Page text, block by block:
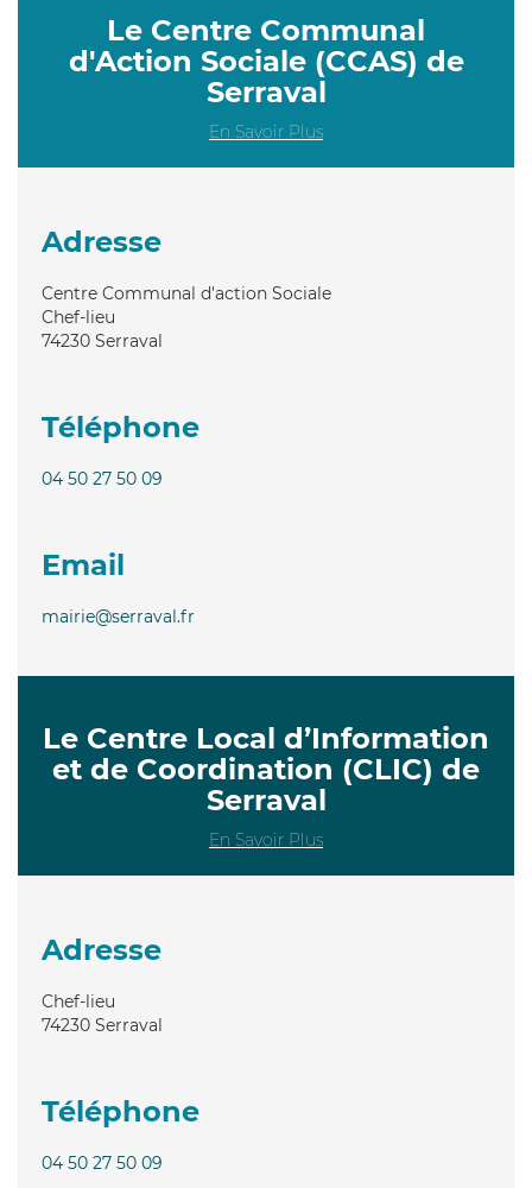
Le Centre Communal
d'Action Sociale (CCAS) de
Serraval
En Savoir Plus
Adresse
Centre Communal d'action Sociale
Chef-lieu
74230 Serraval
Téléphone
04 50 27 50 09
Email
mairie@serraval.fr
Le Centre Local d’Information
et de Coordination (CLIC) de
Serraval
En Savoir Plus
Adresse
Chef-lieu
74230 Serraval
Téléphone
04 50 27 50 09